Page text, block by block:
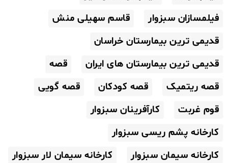
فیلمسازان سبزوار
قاسم سهیلی منش
قدیمی ترین بیمارستان خراسان
قدیمی ترین بیمارستان های ایران
قصه
قصه ریتمیک
قصه کودکان
قصه گویی
قوم غربت
کارآفرینان سبزوار
کارخانه پشم ریسی سبزوار
کارخانه سیمان سبزوار
کارخانه سیمان لار سبزوار